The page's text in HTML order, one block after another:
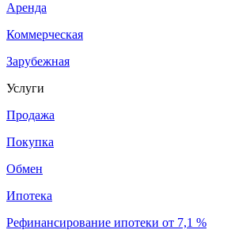
Аренда
Коммерческая
Зарубежная
Услуги
Продажа
Покупка
Обмен
Ипотека
Рефинансирование ипотеки от 7,1 %